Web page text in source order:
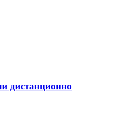
дистанционно